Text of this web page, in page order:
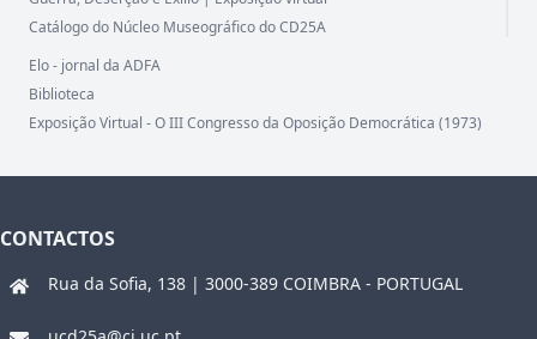
Catálogo do Núcleo Museográfico do CD25A
Elo - jornal da ADFA
Biblioteca
Exposição Virtual - O III Congresso da Oposição Democrática (1973)
CONTACTOS
Rua da Sofia, 138 | 3000-389 COIMBRA - PORTUGAL